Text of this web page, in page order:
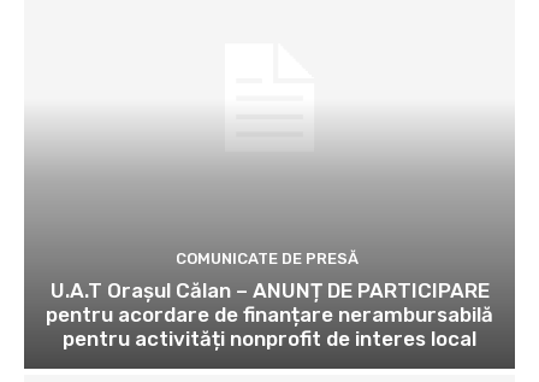
COMUNICATE DE PRESĂ
U.A.T Orașul Călan – ANUNȚ DE PARTICIPARE
pentru acordare de finanțare nerambursabilă
pentru activități nonprofit de interes local